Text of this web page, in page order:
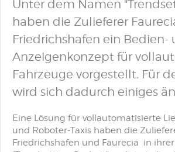
Unter dem Namen
haben die Zulieferer
Friedrichshafen ein Bedien-
Anzeigenkonzept für
Fahrzeuge vorgestellt. Für
wird sich dadurch einiges
Eine Lösung für vollautomatisierte
und Roboter-Taxis haben die
Friedrichshafen und Faurecia in